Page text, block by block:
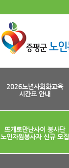
2026노년사회화교육
시간표 안내
뜨개로만난사이 봉사단
노인자원봉사자 신규 모집